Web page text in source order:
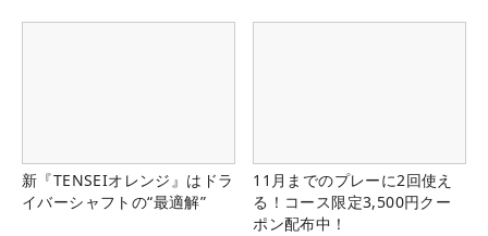
新『TENSEIオレンジ』はドラ
イバーシャフトの“最適解”
11月までのプレーに2回使え
る！コース限定3,500円クー
ポン配布中！